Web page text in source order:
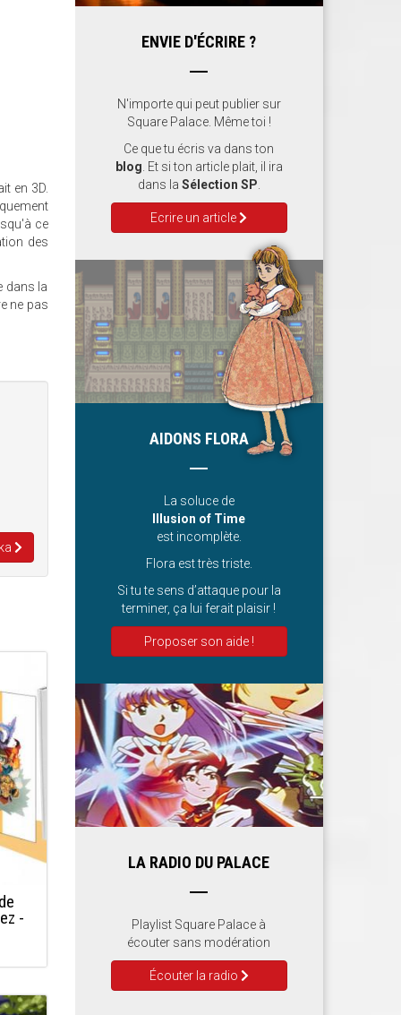
en 3D.
ce
des
dans la
ne pas
-
ENVIE D'ÉCRIRE ?
N'importe qui peut publier sur
Square Palace. Même toi !
Ce que tu écris va dans ton
blog . Et si ton article plait, il ira
dans la Sélection SP
Ecrire un article
AIDONS FLORA
La soluce de
Illusion of Time
est incomplète.
Flora est très triste.
Si tu te sens d’attaque pour la
terminer, ça lui ferait plaisir !
Proposer son aide !
LA RADIO DU PALACE
Playlist Square Palace à
écouter sans modération
Écouter la radio